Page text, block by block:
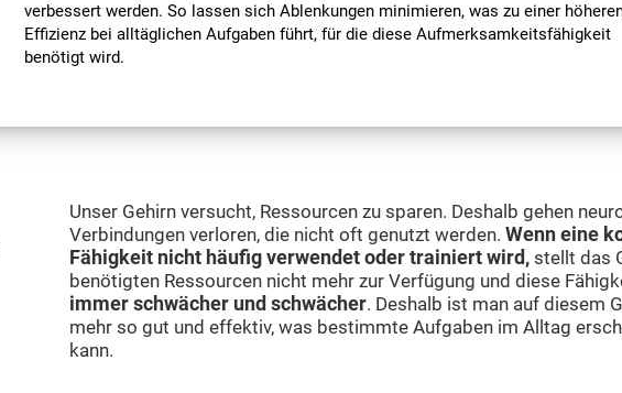
verbessert werden. So lassen sich Ablenkungen minimieren, was zu einer
Effizienz bei alltäglichen Aufgaben führt, für die diese Aufmerksamkeitsfähigkeit
benötigt wird.
Unser Gehirn versucht, Ressourcen zu sparen. Deshalb gehen
Verbindungen verloren, die nicht oft genutzt werden. Wenn eine
Fähigkeit nicht häufig verwendet oder trainiert wird, stellt das
benötigten Ressourcen nicht mehr zur Verfügung und diese
immer schwächer und schwächer. Deshalb ist man auf diesem
mehr so gut und effektiv, was bestimmte Aufgaben im Alltag
kann.